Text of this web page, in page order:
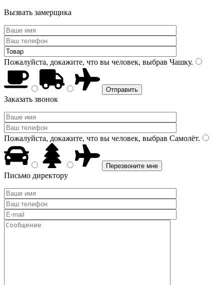
Вызвать замерщика
Пожалуйста, докажите, что вы человек, выбрав Чашку.
Заказать звонок
Пожалуйста, докажите, что вы человек, выбрав Самолёт.
Письмо директору